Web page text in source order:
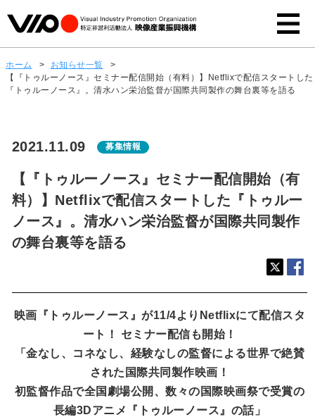
ホーム > お知らせ一覧
>
【『トゥルーノース』セミナー配信開始（有料）】Netflixで配信スタートした
『トゥルーノース』。清水ハン栄治監督が国際共同製作の舞台裏等を語る
2021.11.09 募集情報
【『トゥルーノース』セミナー配信開始（有
料）】Netflixで配信スタートした『トゥルー
ノース』。清水ハン栄治監督が国際共同製作
の舞台裏等を語る
映画『トゥルーノース』が11/4よりNetflixにて配信スタ
ート！ セミナー配信も開始！
「金なし、コネなし、経験なしの監督による世界で絶賛
された国際共同製作映画！
初監督作品で全国劇場公開、数々の国際映画祭で受賞の
長編3Dアニメ『トゥルーノース』の話」